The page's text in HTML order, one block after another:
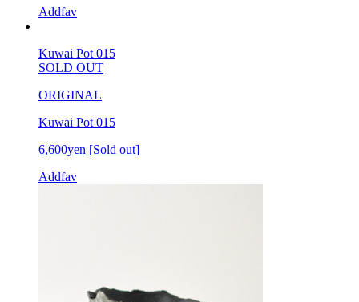
Addfav
Kuwai Pot 015
SOLD OUT
ORIGINAL
Kuwai Pot 015
6,600yen [Sold out]
Addfav